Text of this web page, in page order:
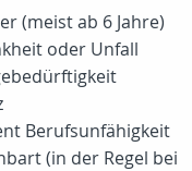
(meist ab 6 Jahre)
oder Unfall
Berufsunfähigkeit
(in der Regel bei